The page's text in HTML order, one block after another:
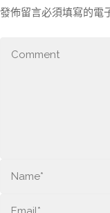
發佈留言必須填寫的電